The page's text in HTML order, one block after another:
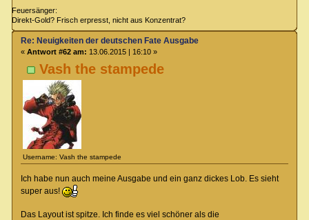
Feuersänger:
Direkt-Gold? Frisch erpresst, nicht aus Konzentrat?
Vash the stampede
Username: Vash the stampede
Re: Neuigkeiten der deutschen Fate Ausgabe
« Antwort #62 am: 13.06.2015 | 16:10 »
Ich habe nun auch meine Ausgabe und ein ganz dickes Lob. Es sieht
super aus!
Das Layout ist spitze. Ich finde es viel schöner als die